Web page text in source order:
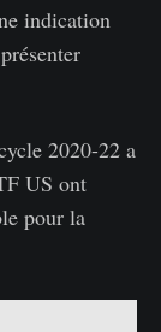
indication
2020-22 a
US ont
pour la